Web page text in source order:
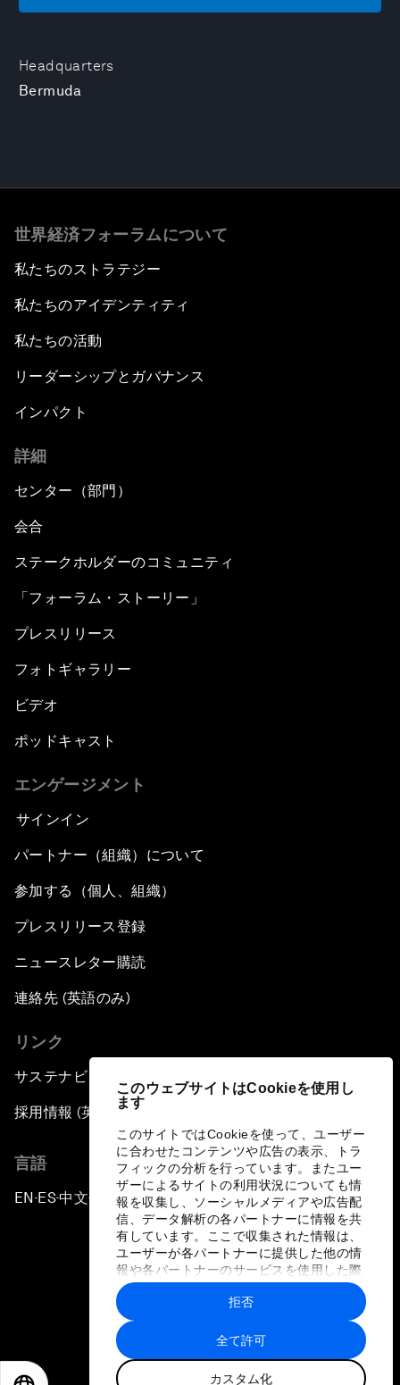
このウェブサイトはCookieを使用し
ます
このサイトではCookieを使って、ユーザー
に合わせたコンテンツや広告の表示、トラ
フィックの分析を行っています。またユー
ザーによるサイトの利用状況についても情
報を収集し、ソーシャルメディアや広告配
信、データ解析の各パートナーに情報を共
有しています。ここで収集された情報は、
ユーザーが各パートナーに提供した他の情
報や各パートナーのサービスを使用した際
に収集された情報と組み合わされ、各パー
トナーによって使用されることがありま
す。
全て許可
カスタム化
拒否
Headquarters
Bermuda
世界経済フォーラムについて
私たちのストラテジー
私たちのアイデンティティ
私たちの活動
リーダーシップとガバナンス
インパクト
詳細
センター（部門）
会合
ステークホルダーのコミュニティ
「フォーラム・ストーリー」
プレスリリース
フォトギャラリー
ビデオ
ポッドキャスト
エンゲージメント
サインイン
パートナー（組織）について
参加する（個人、組織）
プレスリリース登録
ニュースレター購読
連絡先 (英語のみ)
リンク
サステナビリティへの取り組み
採用情報 (英語のみ)
言語
EN ▪ES▪中文▪ 日本語
プライバシーポリシーと利用規約
サイトマップ